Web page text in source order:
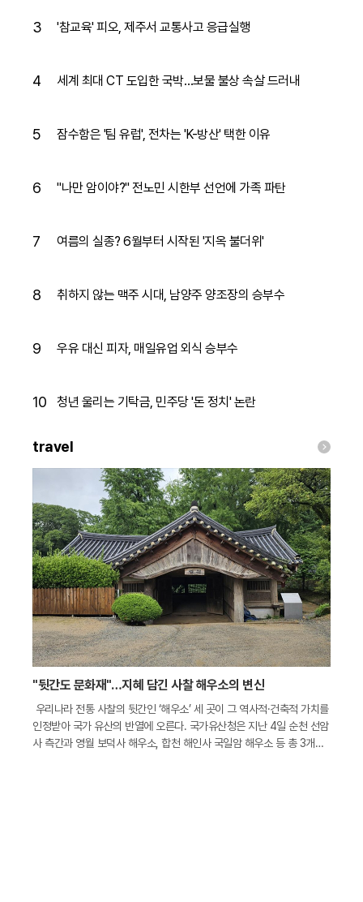
3 '참교육' 피오, 제주서 교통사고 응급실행
4 세계 최대 CT 도입한 국박…보물 불상 속살 드러내
5 잠수함은 '팀 유럽', 전차는 'K-방산' 택한 이유
6 "나만 암이야?" 전노민 시한부 선언에 가족 파탄
7 여름의 실종? 6월부터 시작된 '지옥 불더위'
8 취하지 않는 맥주 시대, 남양주 양조장의 승부수
9 우유 대신 피자, 매일유업 외식 승부수
10 청년 울리는 기탁금, 민주당 '돈 정치' 논란
travel
"뒷간도 문화재"…지혜 담긴 사찰 해우소의 변신
우리나라 전통 사찰의 뒷간인 ‘해우소’ 세 곳이 그 역사적·건축적 가치를
인정받아 국가 유산의 반열에 오른다. 국가유산청은 지난 4일 순천 선암
사 측간과 영월 보덕사 해우소, 합천 해인사 국일암 해우소 등 총 3개소